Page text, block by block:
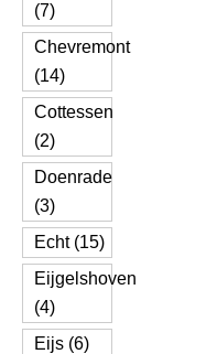
(7)
Chevremont
(14)
Cottessen
(2)
Doenrade
(3)
Echt (15)
Eijgelshoven
(4)
Eijs (6)